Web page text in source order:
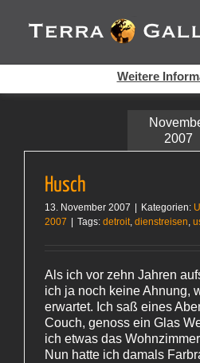
Inhalt
springen
2007
Husch
13. November 2007 Kategorien:
2007
Tags: detroit, dienstreisen,
Als ich vor zehn Jahren
ich ja noch keine Ahnung,
erwartet. Ich saß eines
Couch, genoss ein Glas
ich etwas das
Nun hatte ich damals
Cookies helfen auf auf dieser
Dienste. Durch die Nutzung
Weitere